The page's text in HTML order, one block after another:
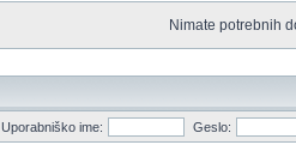
Nimate potrebnih
Uporabniško ime: Geslo: